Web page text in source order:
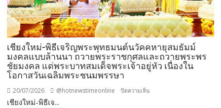
สิริ
มงคล
ใน
เทศกาล
เข้า
พรรษา
เชียงใหม่-พิธีเจริญพระพุทธมนต์นวัคคหายุสมธัมม์
มงคลแบบล้านนา ถวายพระราชกุศลและถวายพระพร
ชัยมงคล แด่พระบาทสมเด็จพระเจ้าอยู่หัว เนื่องใน
โอกาสวันเฉลิมพระชนมพรรษา
20/07/2026 @hotnewstimeonline ปิดความเห็น
เชียงใหม่-พิธีเจ...